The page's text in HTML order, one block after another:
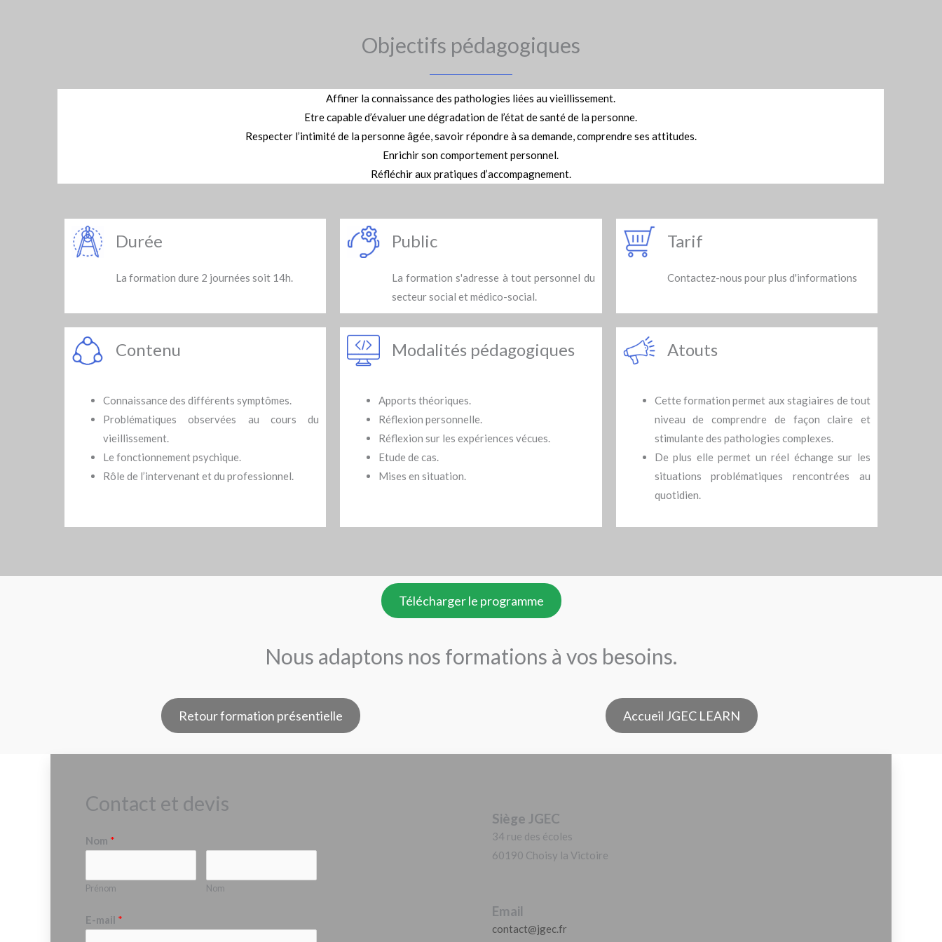
Objectifs pédagogiques
Affiner la connaissance des pathologies liées au vieillissement.
Etre capable d’évaluer une dégradation de l’état de santé de la personne.
Respecter l’intimité de la personne âgée, savoir répondre à sa demande, comprendre ses attitudes.
Enrichir son comportement personnel.
Réfléchir aux pratiques d’accompagnement.
Durée
La formation dure 2 journées soit 14h.
Public
La formation s'adresse à tout personnel du
secteur social et médico-social.
Tarif
Contactez-nous pour plus d'informations
Contenu
Connaissance des différents symptômes.
Problématiques observées au cours du
vieillissement.
Le fonctionnement psychique.
Rôle de l’intervenant et du professionnel.
Modalités pédagogiques
Apports théoriques.
Réflexion personnelle.
Réflexion sur les expériences vécues.
Etude de cas.
Mises en situation.
Atouts
Cette formation permet aux stagiaires de tout
niveau de comprendre de façon claire et
stimulante des pathologies complexes.
De plus elle permet un réel échange sur les
situations problématiques rencontrées au
quotidien.
Télécharger le programme
Nous adaptons nos formations à vos besoins.
Retour formation présentielle Accueil JGEC LEARN
Contact et devis
Nom *
Prénom Nom
E-mail *
Siège JGEC
34 rue des écoles
60190 Choisy la Victoire
Email
contact@jgec.fr